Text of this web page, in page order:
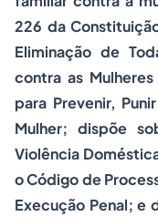
226 da
Eliminação de
contra as
para Prevenir,
Mulher; dispõe
Violência
o Código de
Execução Penal; e